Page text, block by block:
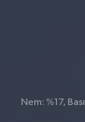
Nem: %17,